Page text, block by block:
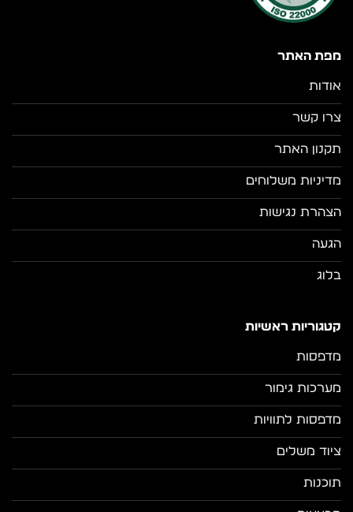
מפת האתר
אודות
צרו קשר
תקנון האתר
מדיניות משלוחים
הצהרת נגישות
הגעה
בלוג
קטגוריות ראשיות
מדפסות
מערכות גימור
מדפסות לתוויות
ציוד משלים
תוכנות